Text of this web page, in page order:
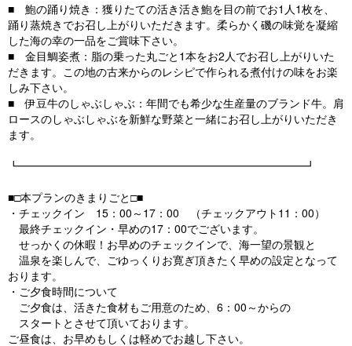
■ 鮑の踊り焼き：獲りたての活き活き鮑を目の前でお1人1枚を、
踊り蒸焼きでお召し上がりいただきます。柔らかく磯の味覚を凝縮
した海の幸の一品をご賞味下さい。
■ 金目鯛姿煮：脂の乗った丸ごと1本をお2人でお召し上がりいた
だきます。この地の古来からのレシピで作られる煮付けの味をお楽
しみ下さい。
■ 伊豆牛のしゃぶしゃぶ：年間でも希少な生産量のブランド牛。肩
ロースのしゃぶしゃぶを新鮮な野菜と一緒にお召し上がりいただき
ます。
┗━━━━━━━━━━━━━━━━━━━━━━━━━━┛
■□本プランのきまりごと□■
・チェックイン 15：00～17：00 （チェックアウト11：00）
最終チェックイン・早めの17：00でございます。
せっかくの休暇！お早めのチェックインで、海一望の景観と
温泉を楽しんで、ごゆっくりお寛ぎ頂きたく早めの設定となって
おります。
・ご夕食時間について
ご夕食は、活きた食材もご用意のため、6：00～からの
スタートとさせて頂いております。
ご昼食は、お早めもしくは軽めでお越し下さい。